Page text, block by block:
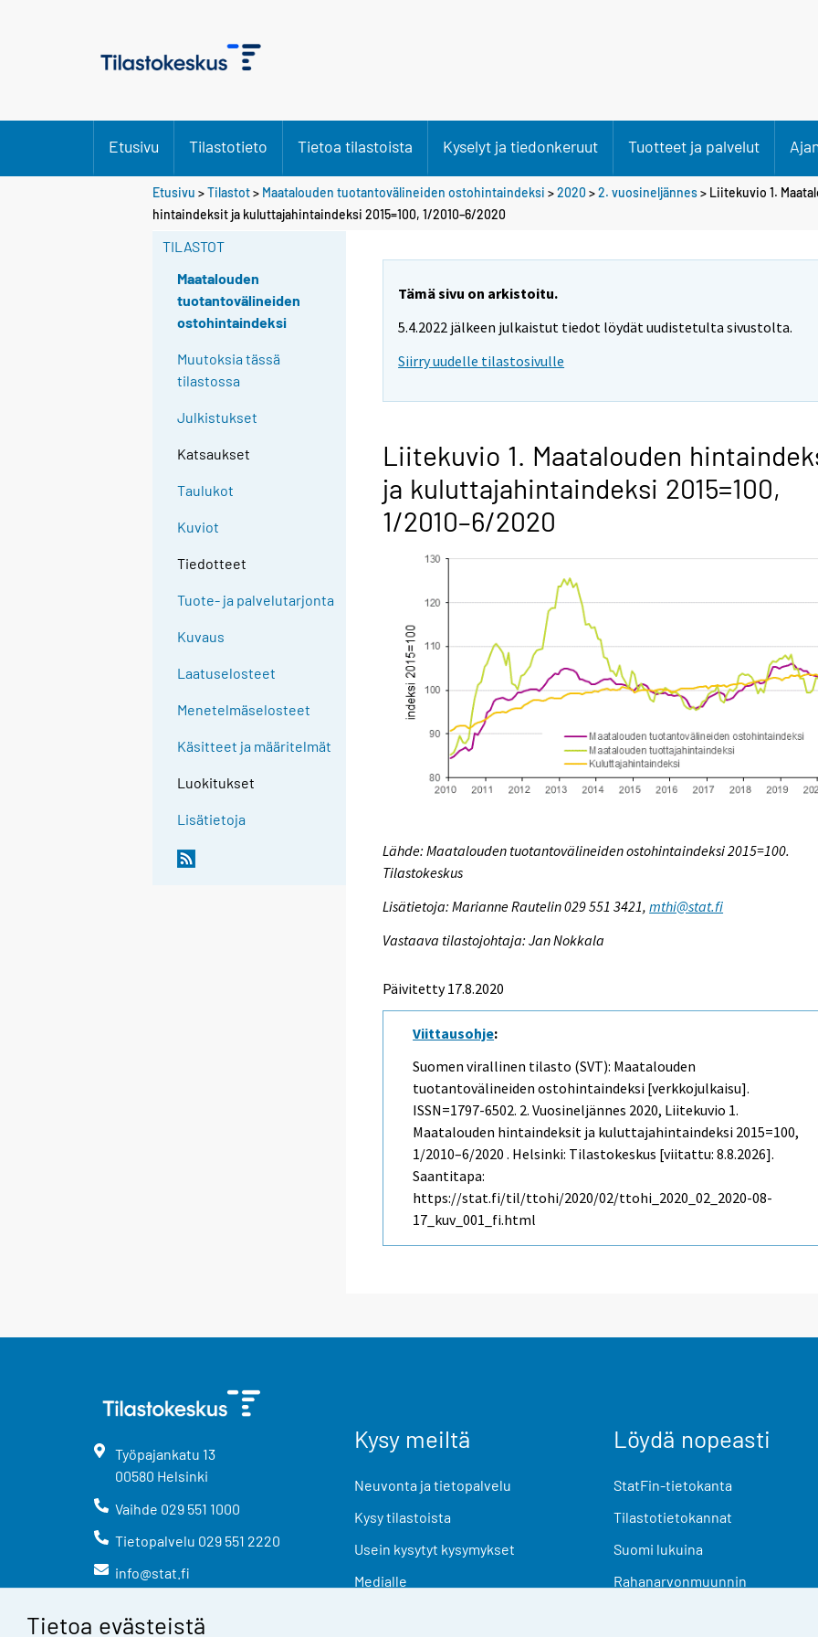
Tietoa evästeistä
Etusivu Tilastotieto Tietoa tilastoista Kyselyt ja tiedonkeruut Tuotteet ja palvelut
Etusivu >Tilastot> Maatalouden tuotantovälineiden ostohintaindeksi >2020 >2. vuosineljännes> Liitekuvio 1.
hintaindeksit ja kuluttajahintaindeksi 2015=100, 1/2010–6/2020
TILASTOT
Maatalouden
tuotantovälineiden
ostohintaindeksi
Muutoksia tässä
tilastossa
Julkistukset
Katsaukset
Taulukot
Kuviot
Tiedotteet
Tuote- ja palvelutarjonta
Kuvaus
Laatuselosteet
Menetelmäselosteet
Käsitteet ja määritelmät
Luokitukset
Lisätietoja
Tämä sivu on arkistoitu.
5.4.2022 jälkeen julkaistut tiedot löydät uudistetulta sivustolta.
Siirry uudelle tilastosivulle
Liitekuvio 1. Maatalouden
ja kuluttajahintaindeksi 2015=100,
1/2010–6/2020
Lähde: Maatalouden tuotantovälineiden ostohintaindeksi 2015=100.
Tilastokeskus
Lisätietoja: Marianne Rautelin 029 551 3421,mthi@stat.fi
Vastaava tilastojohtaja: Jan Nokkala
Päivitetty 17.8.2020
Viittausohje:
Suomen virallinen tilasto (SVT): Maatalouden
tuotantovälineiden ostohintaindeksi [verkkojulkaisu].
ISSN=1797-6502. 2. Vuosineljännes 2020, Liitekuvio 1.
Maatalouden hintaindeksit ja kuluttajahintaindeksi 2015=100,
1/2010–6/2020 . Helsinki: Tilastokeskus [viitattu: 8.8.2026].
Saantitapa:
https://stat.fi/til/ttohi/2020/02/ttohi_2020_02_2020-08-
17_kuv_001_fi.html
Työpajankatu 13
00580 Helsinki
Vaihde 029 551 1000
Tietopalvelu 029 551 2220
info@stat.fi
Kysy meiltä
Neuvonta ja tietopalvelu
Kysy tilastoista
Usein kysytyt kysymykset
Medialle
Löydä nopeasti
StatFin-tietokanta
Tilastotietokannat
Suomi lukuina
Rahanarvonmuunnin